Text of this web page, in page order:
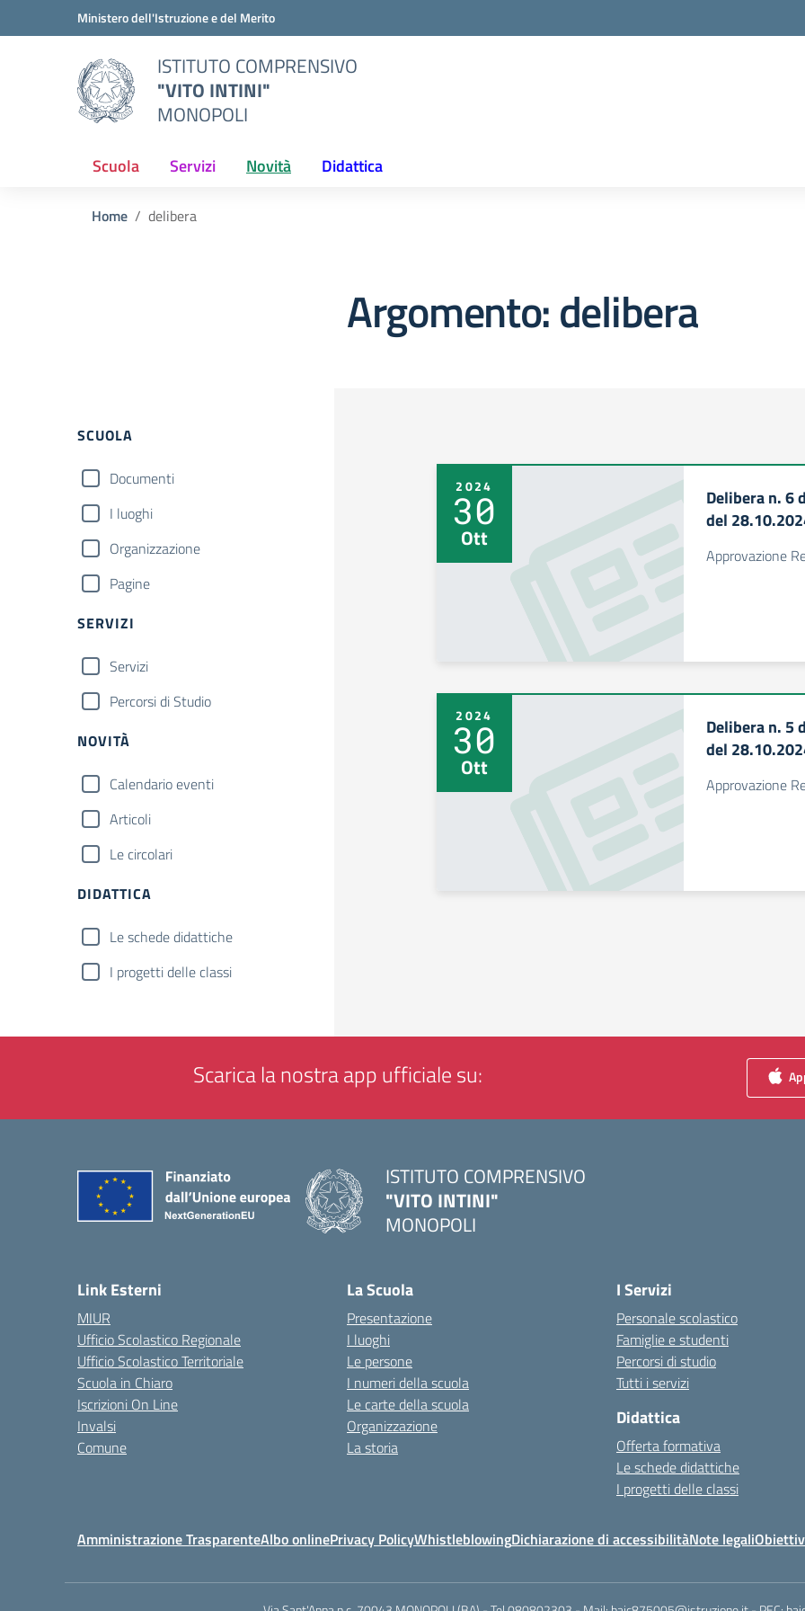
Vai ai contenuti
Vai al menu di navigazioneMinistero dell'Istruzione e del Merito
ISTITUTO COMPRENSIVO
"VITO INTINI"
MONOPOLI
Scuola Servizi Novità Didattica
Home delibera
Argomento: delibera
Filtri
SCUOLA
Documenti
I luoghi
Organizzazione
Pagine
SERVIZI
Servizi
Percorsi di Studio
NOVITÀ
Calendario eventi
Articoli
Le circolari
DIDATTICA
Le schede didattiche
I progetti delle classi
2024
30
Ott
Delibera n. 6
del
Approvazione
2024
30
Ott
Delibera n. 5
del
Approvazione
Scarica la nostra app ufficiale su:
ISTITUTO COMPRENSIVO
"VITO INTINI"
MONOPOLI
Link Esterni
MIUR
Ufficio Scolastico Regionale
Ufficio Scolastico Territoriale
Scuola in Chiaro
Iscrizioni On Line
Invalsi
Comune
La Scuola
Presentazione
I luoghi
Le persone
I numeri della scuola
Le carte della scuola
Organizzazione
La storia
I Servizi
Personale scolastico
Famiglie e studenti
Percorsi di studio
Tutti i servizi
Didattica
Offerta formativa
Le schede didattiche
I progetti delle classi
Amministrazione TrasparenteAlbo onlinePrivacy PolicyWhistleblowingDichiarazione di accessibilitàNote legali